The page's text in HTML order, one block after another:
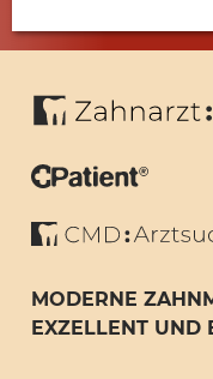
MODERNE
EXZELLENT UND